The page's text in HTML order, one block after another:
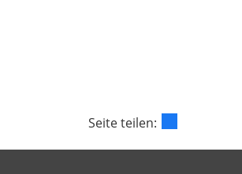
Seite teilen: